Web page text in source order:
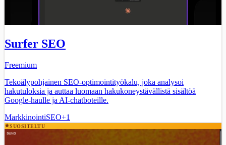
Surfer SEO
Freemium
Tekoälypohjainen SEO-optimointityökalu, joka analysoi
hakutuloksia ja auttaa luomaan hakukoneystävällistä sisältöä
Google-haulle ja AI-chatboteille.
MarkkinointiSEO+1
SUOSITELTU